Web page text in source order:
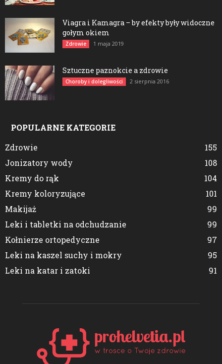
Viagra i Kamagra – by efekty były widoczne
gołym okiem
Zdrowie 1 maja 2019
Sztuczne paznokcie a zdrowie
Choroby i dolegliwości 2 sierpnia 2016
POPULARNE KATEGORIE
Zdrowie
155
Jonizatory wody
108
Kremy do rąk
104
Kremy koloryzujące
101
Makijaż
99
Leki i tabletki na odchudzanie
99
Kołnierze ortopedyczne
97
Leki na kaszel suchy i mokry
95
Leki na katar i zatoki
91